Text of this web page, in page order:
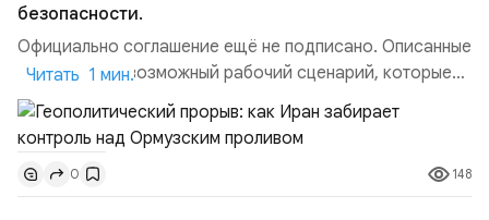
безопасности.
Официально соглашение ещё не подписано. Описанные
пункты — это возможный рабочий сценарий, которые
скорее всего будут реализованы.Разбираем ключевые
тезисы и последствия этого соглашения:. 1. Новые
доли контроля (75 на 25). Было: Ранее Иран и Оман
контролировали пролив на паритетных началах —
50/50. Стало: Новое соглашение закрепляет за
Читать 1 мин.
0 148